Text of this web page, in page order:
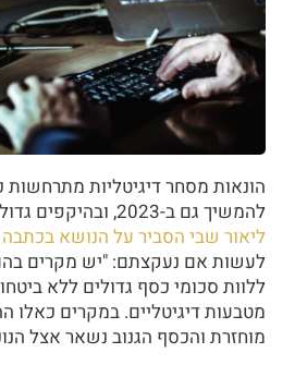
הונאות מסחר דיגיטליות מתרחשות
להמשיך גם ב-2023, ובהיקפים גדולים יותר.
ליאור שבי הסביר על הנושא
לעשות אם נעקצתם: "יש מקרים
ללוות סכומי כסף גדולים ללא
מטבעות דיגיטליים. במקרים כאלו
מוחזרת והכסף הגנוב נשאר אצל